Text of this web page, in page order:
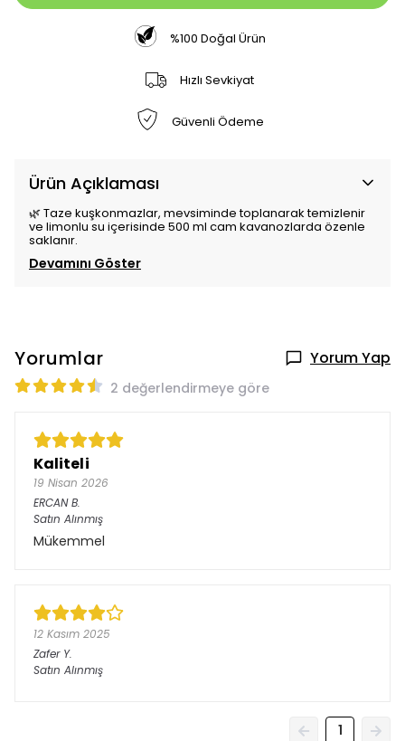
%100 Doğal Ürün
Hızlı Sevkiyat
Güvenli Ödeme
Ürün Açıklaması
🌿 Taze kuşkonmazlar, mevsiminde toplanarak temizlenir
ve limonlu su içerisinde 500 ml cam kavanozlarda özenle
saklanır.
Devamını Göster
Yorumlar Yorum Yap
2 değerlendirmeye göre
Kaliteli
19 Nisan 2026
ERCAN B.
Satın Alınmış
Mükemmel
12 Kasım 2025
Zafer Y.
Satın Alınmış
1